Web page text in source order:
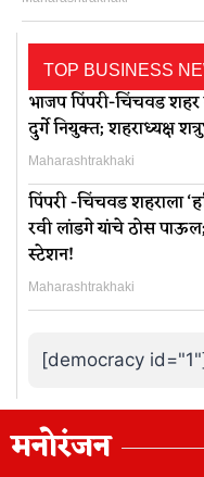
TOP BUSINESS
भाजप पिंपरी-चिंचवड
दुर्गे नियुक्त; शहराध्यक्ष
Maharashtrakhaki
पिंपरी -चिंचवड शहराला
रवी लांडगे यांचे ठोस पाऊल;
स्टेशन!
Maharashtrakhaki
[democracy id="1"]
मनोरंजन